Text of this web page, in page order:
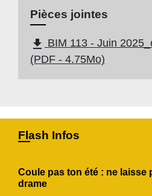
Pièces jointes
file_download BIM 113 - Juin
(PDF - 4.75Mo)
Flash Infos
Coule pas ton été : ne laisse
drame